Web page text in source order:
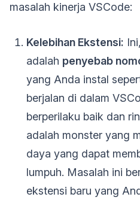
masalah kinerja VSCode:
Kelebihan Ekstensi:
adalah penyebab
yang Anda instal
berjalan di dalam
berperilaku baik dan
adalah monster yang
daya yang dapat
lumpuh. Masalah ini
ekstensi baru yang